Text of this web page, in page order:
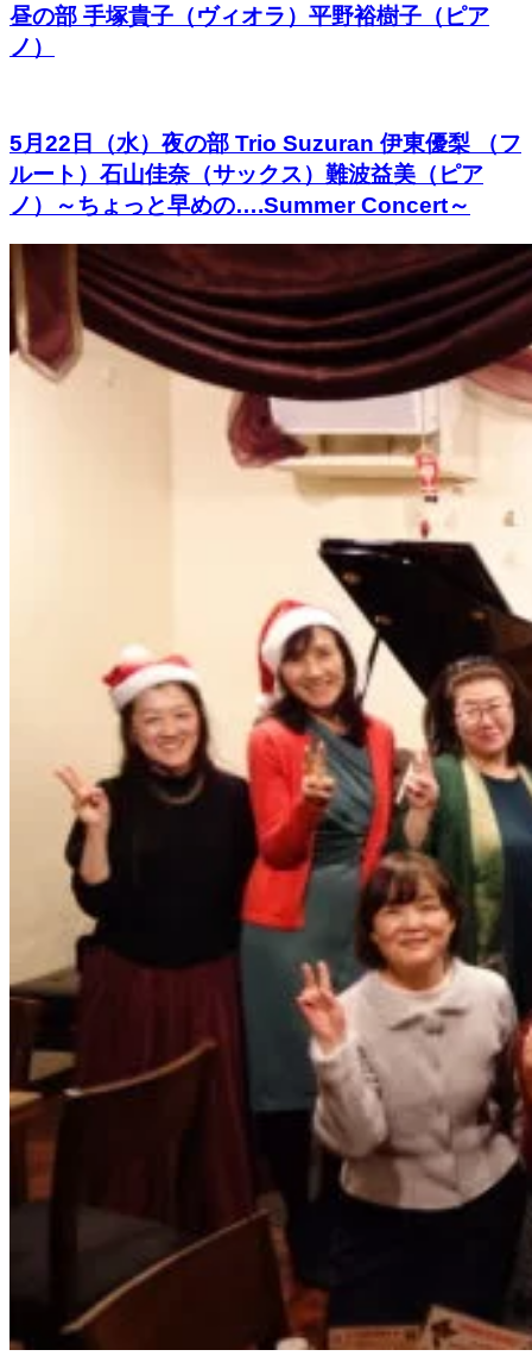
昼の部 手塚貴子（ヴィオラ）平野裕樹子（ピア
ノ）
5月22日（水）夜の部 Trio Suzuran 伊東優梨 （フ
ルート）石山佳奈（サックス）難波益美（ピア
ノ）～ちょっと早めの….Summer Concert～